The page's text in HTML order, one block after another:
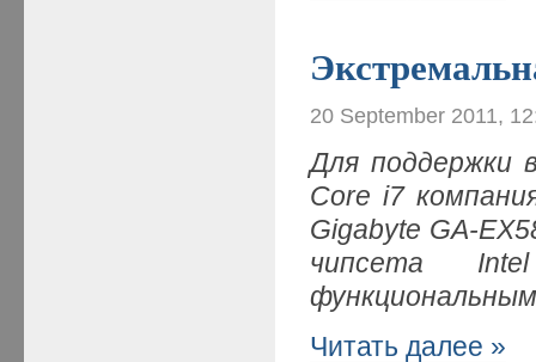
20 September 2011,
Для поддержки
Core i7
Gigabyte GA-
чипсета
Читать далее »